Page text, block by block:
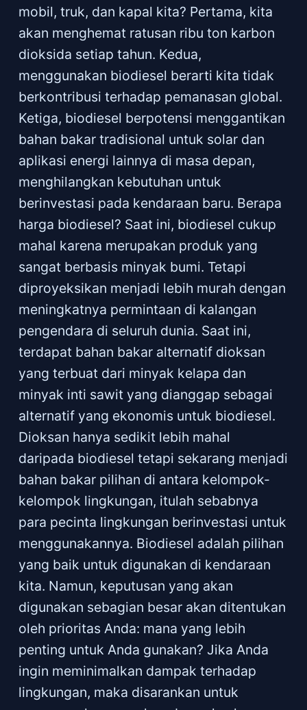
mobil, truk, dan kapal kita? Pertama, kita
akan menghemat ratusan ribu ton karbon
dioksida setiap tahun. Kedua,
menggunakan biodiesel berarti kita tidak
berkontribusi terhadap pemanasan global.
Ketiga, biodiesel berpotensi menggantikan
bahan bakar tradisional untuk solar dan
aplikasi energi lainnya di masa depan,
menghilangkan kebutuhan untuk
berinvestasi pada kendaraan baru. Berapa
harga biodiesel? Saat ini, biodiesel cukup
mahal karena merupakan produk yang
sangat berbasis minyak bumi. Tetapi
diproyeksikan menjadi lebih murah dengan
meningkatnya permintaan di kalangan
pengendara di seluruh dunia. Saat ini,
terdapat bahan bakar alternatif dioksan
yang terbuat dari minyak kelapa dan
minyak inti sawit yang dianggap sebagai
alternatif yang ekonomis untuk biodiesel.
Dioksan hanya sedikit lebih mahal
daripada biodiesel tetapi sekarang menjadi
bahan bakar pilihan di antara kelompok-
kelompok lingkungan, itulah sebabnya
para pecinta lingkungan berinvestasi untuk
menggunakannya. Biodiesel adalah pilihan
yang baik untuk digunakan di kendaraan
kita. Namun, keputusan yang akan
digunakan sebagian besar akan ditentukan
oleh prioritas Anda: mana yang lebih
penting untuk Anda gunakan? Jika Anda
ingin meminimalkan dampak terhadap
lingkungan, maka disarankan untuk